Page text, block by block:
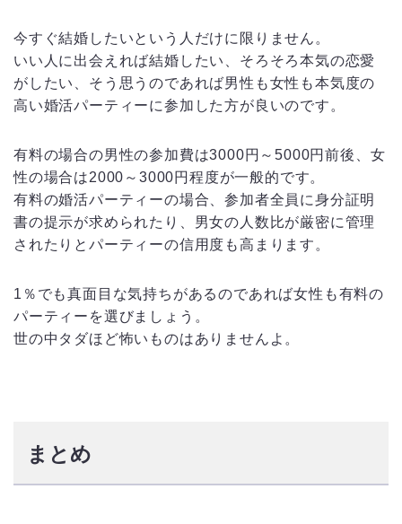
今すぐ結婚したいという人だけに限りません。
いい人に出会えれば結婚したい、そろそろ本気の恋愛
がしたい、そう思うのであれば男性も女性も本気度の
高い婚活パーティーに参加した方が良いのです。
有料の場合の男性の参加費は3000円～5000円前後、女
性の場合は2000～3000円程度が一般的です。
有料の婚活パーティーの場合、参加者全員に身分証明
書の提示が求められたり、男女の人数比が厳密に管理
されたりとパーティーの信用度も高まります。
1％でも真面目な気持ちがあるのであれば女性も有料の
パーティーを選びましょう。
世の中タダほど怖いものはありませんよ。
まとめ